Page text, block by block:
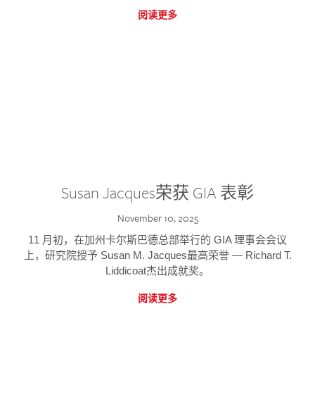
阅读更多
Susan Jacques荣获 GIA 表彰
November 10, 2025
11 月初，在加州卡尔斯巴德总部举行的 GIA 理事会会议
上，研究院授予 Susan M. Jacques最高荣誉 — Richard T.
Liddicoat杰出成就奖。
阅读更多